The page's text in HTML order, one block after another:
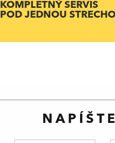
KOMPLETNÝ SERVIS
POD JEDNOU